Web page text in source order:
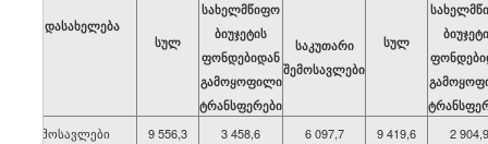
დასახელება
სულ სულ
სახელმწიფო
ბიუჯეტის
ფონდებიდან
გამოყოფილი
ტრანსფერები
საკუთარი
შემოსავლები
შემოსავლები 9 556,3 3 458,6 6 097,7 9 419,6
2 904,9